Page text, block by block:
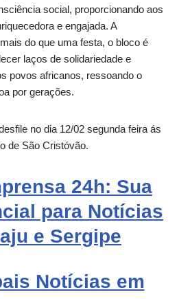
social, proporcionando aos
e engajada. A
do que uma festa, o bloco é
laços de solidariedade e
povos africanos, ressoando o
por gerações.
no dia 12/02 segunda feira ás
de São Cristóvão.
24h: Sua
para Notícias
e Sergipe
Notícias em